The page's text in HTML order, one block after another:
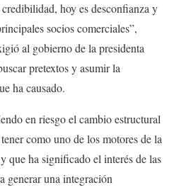
hoy es desconfianza y
socios comerciales”,
al gobierno de la presidenta
pretextos y asumir la
ha causado.
en riesgo el cambio estructural
como uno de los motores de la
que ha significado el interés de las
generar una integración